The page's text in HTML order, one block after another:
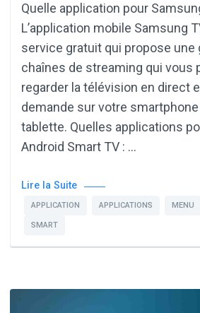
Quelle application pour
L’application mobile Samsung
service gratuit qui propose une
chaînes de streaming qui vous
regarder la télévision en direct
demande sur votre
tablette. Quelles applications
Android Smart TV : …
Lire la Suite
APPLICATION APPLICATIONS MENU
SMART